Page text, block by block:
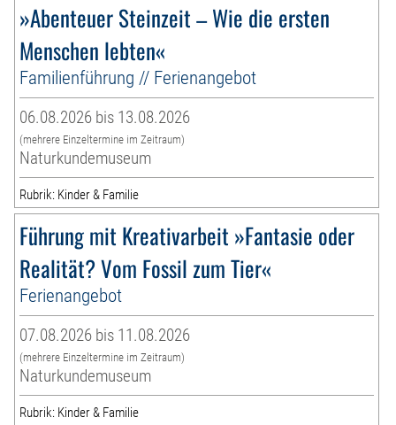
»Abenteuer Steinzeit – Wie die ersten
Menschen lebten«
Familienführung // Ferienangebot
06.08.2026 bis 13.08.2026
(mehrere Einzeltermine im Zeitraum)
Naturkundemuseum
Rubrik: Kinder & Familie
Führung mit Kreativarbeit »Fantasie oder
Realität? Vom Fossil zum Tier«
Ferienangebot
07.08.2026 bis 11.08.2026
(mehrere Einzeltermine im Zeitraum)
Naturkundemuseum
Rubrik: Kinder & Familie